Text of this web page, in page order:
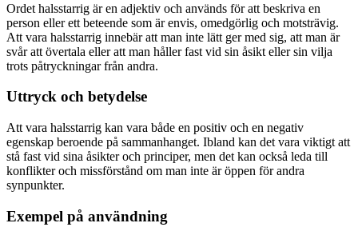
Ordet halsstarrig är en adjektiv och används för att beskriva en
person eller ett beteende som är envis, omedgörlig och motsträvig.
Att vara halsstarrig innebär att man inte lätt ger med sig, att man är
svår att övertala eller att man håller fast vid sin åsikt eller sin vilja
trots påtryckningar från andra.
Uttryck och betydelse
Att vara halsstarrig kan vara både en positiv och en negativ
egenskap beroende på sammanhanget. Ibland kan det vara viktigt att
stå fast vid sina åsikter och principer, men det kan också leda till
konflikter och missförstånd om man inte är öppen för andra
synpunkter.
Exempel på användning